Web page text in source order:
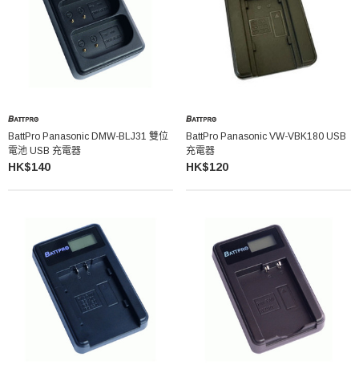
BattPro Panasonic DMW-BLJ31 雙位
電池 USB 充電器
HK$140
BattPro Panasonic VW-VBK180 USB
充電器
HK$120